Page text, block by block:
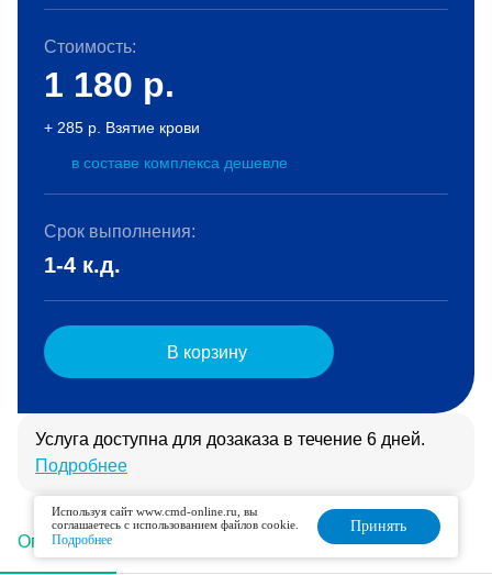
Описание Интерпретация
Стоимость:
1 180 р.
+ 285 р. Взятие крови
в составе комплекса дешевле
Срок выполнения:
1-4 к.д.
В корзину
Услуга доступна для дозаказа в течение 6 дней.
Подробнее
Используя сайт www.cmd-online.ru, вы
соглашаетесь с использованием файлов cookie.
Подробнее
Принять